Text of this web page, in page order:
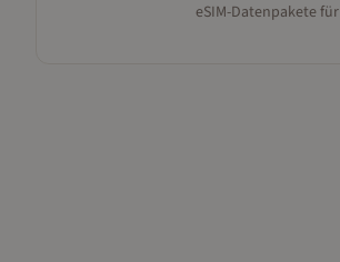
eSIM-Datenpakete für